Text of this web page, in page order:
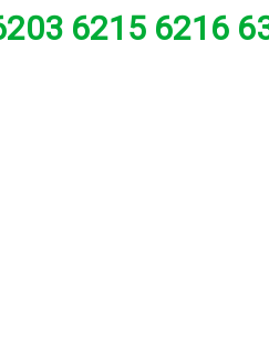
6215 6216